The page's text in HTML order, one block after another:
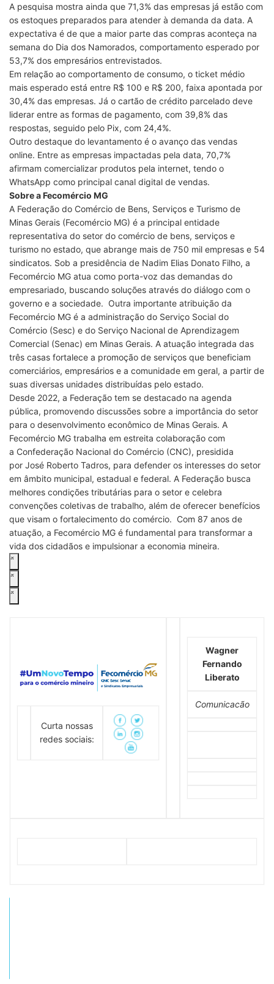
A pesquisa mostra ainda que 71,3% das empresas já estão com
os estoques preparados para atender à demanda da data. A
expectativa é de que a maior parte das compras aconteça na
semana do Dia dos Namorados, comportamento esperado por
53,7% dos empresários entrevistados.
Em relação ao comportamento de consumo, o ticket médio
mais esperado está entre R$ 100 e R$ 200, faixa apontada por
30,4% das empresas. Já o cartão de crédito parcelado deve
liderar entre as formas de pagamento, com 39,8% das
respostas, seguido pelo Pix, com 24,4%.
Outro destaque do levantamento é o avanço das vendas
online. Entre as empresas impactadas pela data, 70,7%
afirmam comercializar produtos pela internet, tendo o
WhatsApp como principal canal digital de vendas.
Sobre a Fecomércio MG
A Federação do Comércio de Bens, Serviços e Turismo de
Minas Gerais (Fecomércio MG) é a principal entidade
representativa do setor do comércio de bens, serviços e
turismo no estado, que abrange mais de 750 mil empresas e 54
sindicatos. Sob a presidência de Nadim Elias Donato Filho, a
Fecomércio MG atua como porta-voz das demandas do
empresariado, buscando soluções através do diálogo com o
governo e a sociedade. Outra importante atribuição da
Fecomércio MG é a administração do Serviço Social do
Comércio (Sesc) e do Serviço Nacional de Aprendizagem
Comercial (Senac) em Minas Gerais. A atuação integrada das
três casas fortalece a promoção de serviços que beneficiam
comerciários, empresários e a comunidade em geral, a partir de
suas diversas unidades distribuídas pelo estado.
Desde 2022, a Federação tem se destacado na agenda
pública, promovendo discussões sobre a importância do setor
para o desenvolvimento econômico de Minas Gerais. A
Fecomércio MG trabalha em estreita colaboração com
a Confederação Nacional do Comércio (CNC), presidida
por José Roberto Tadros, para defender os interesses do setor
em âmbito municipal, estadual e federal. A Federação busca
melhores condições tributárias para o setor e celebra
convenções coletivas de trabalho, além de oferecer benefícios
que visam o fortalecimento do comércio. Com 87 anos de
atuação, a Fecomércio MG é fundamental para transformar a
vida dos cidadãos e impulsionar a economia mineira.
Curta nossas
redes sociais:
Wagner
Fernando
Liberato
Comunicacão